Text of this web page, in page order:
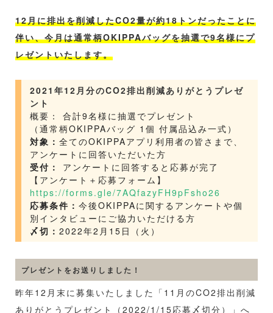
12月に排出を削減したCO2量が約18トンだったことに
伴い、今月は通常柄OKIPPAバッグを抽選で9名様にプ
レゼントいたします。
2021年12月分のCO2排出削減ありがとうプレゼ
ント
概要： 合計9名様に抽選でプレゼント
（通常柄OKIPPAバッグ 1個 付属品込み一式）
対象： 全てのOKIPPAアプリ利用者の皆さまで、
アンケートに回答いただいた方
受付：
アンケートに回答すると応募が完了
【アンケート＋応募フォーム】
https://forms.gle/7AQfazyFH9pFsho26
応募条件： 今後OKIPPAに関するアンケートや個
別インタビューにご協力いただける方
〆切： 2022年2月15日（火）
プレゼントをお送りしました！
昨年12月末に募集いたしました「11月のCO2排出削減
ありがとうプレゼント（2022/1/15応募〆切分）」へ